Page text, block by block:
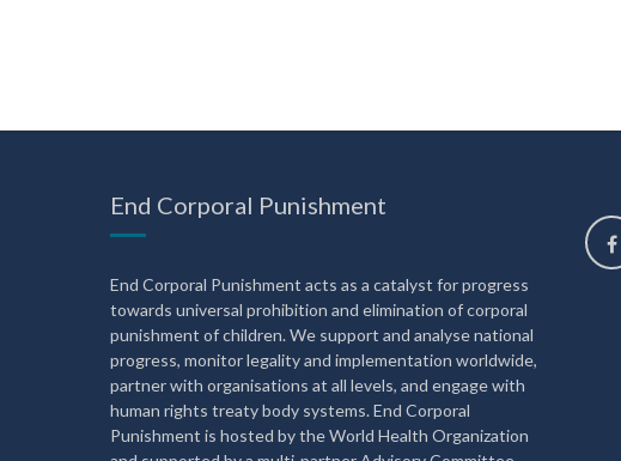
End Corporal Punishment
End Corporal Punishment acts as a catalyst for progress
towards universal prohibition and elimination of corporal
punishment of children. We support and analyse national
progress, monitor legality and implementation worldwide,
partner with organisations at all levels, and engage with
human rights treaty body systems. End Corporal
Punishment is hosted by the World Health Organization